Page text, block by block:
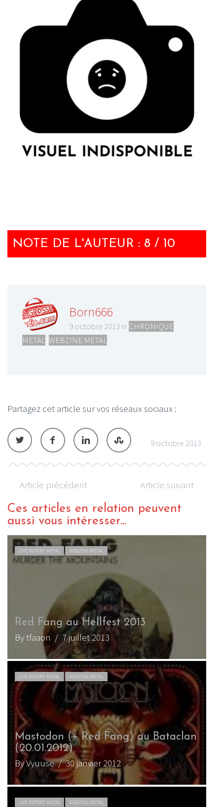
NOTE DE L'AUTEUR : 8 / 10
Born666
9 octobre 2013 in CHRONIQUE
METAL WEBZINE METAL
Partagez cet article sur vos réseaux sociaux :
9 octobre 2013
Article précédent Article suivant
Ces articles en relation peuvent
aussi vous intéresser...
LIVE REPORT METAL WEBZINE METAL
Red Fang au Hellfest 2013
By tfaaon / 7 juillet 2013
LIVE REPORT METAL WEBZINE METAL
Mastodon (+ Red Fang) au Bataclan
(20.01.2012)
By Vyuuse/ 30 janvier 2012
LIVE REPORT METAL WEBZINE METAL